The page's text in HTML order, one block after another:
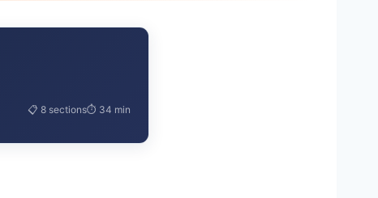
📋 8 sections⏱ 34 min